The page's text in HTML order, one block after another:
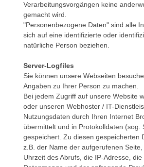
Verarbeitungsvorgängen keine
gemacht wird.
"Personenbezogene Daten" sind alle
sich auf eine identifizierte oder
natürliche Person beziehen.
Server-Logfiles
Sie können unsere Webseiten
Angaben zu Ihrer Person zu machen.
Bei jedem Zugriff auf unsere Website
oder unseren Webhoster / IT-
Nutzungsdaten durch Ihren Internet
übermittelt und in Protokolldaten (sog.
gespeichert. Zu diesen gespeicherten
z.B. der Name der aufgerufenen
Uhrzeit des Abrufs, die IP-Adresse,